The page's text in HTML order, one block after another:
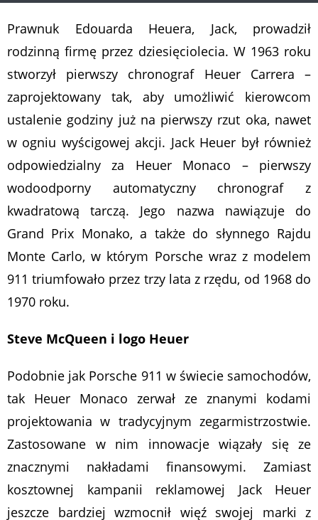
Prawnuk Edouarda Heuera, Jack, prowadził
rodzinną firmę przez dziesięciolecia. W 1963 roku
stworzył pierwszy chronograf Heuer Carrera –
zaprojektowany tak, aby umożliwić kierowcom
ustalenie godziny już na pierwszy rzut oka, nawet
w ogniu wyścigowej akcji. Jack Heuer był również
odpowiedzialny za Heuer Monaco – pierwszy
wodoodporny automatyczny chronograf z
kwadratową tarczą. Jego nazwa nawiązuje do
Grand Prix Monako, a także do słynnego Rajdu
Monte Carlo, w którym Porsche wraz z modelem
911 triumfowało przez trzy lata z rzędu, od 1968 do
1970 roku.
Steve McQueen i logo Heuer
Podobnie jak Porsche 911 w świecie samochodów,
tak Heuer Monaco zerwał ze znanymi kodami
projektowania w tradycyjnym zegarmistrzostwie.
Zastosowane w nim innowacje wiązały się ze
znacznymi nakładami finansowymi. Zamiast
kosztownej kampanii reklamowej Jack Heuer
jeszcze bardziej wzmocnił więź swojej marki z